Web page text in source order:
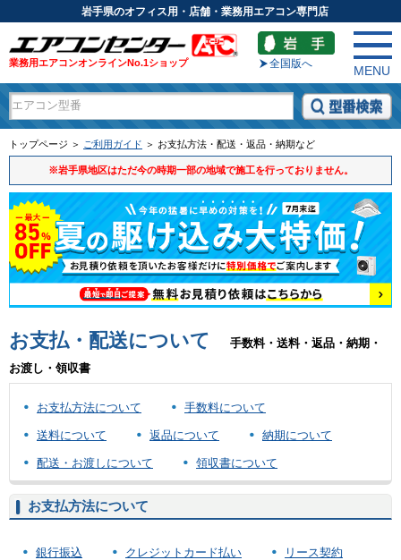
岩手県のオフィス用・店舗・業務用エアコン専門店
業務用エアコンオンラインNo.1ショップ 全国版へ
MENU
トップページ ＞ ご利用ガイド ＞ お支払方法・配送・返品・納期など
※岩手県地区はただ今の時期一部の地域で施工を行っておりません。
お支払・配送について
手数料・送料・返品・納期・
お渡し・領収書
お支払方法について 手数料について
送料について 返品について 納期について
配送・お渡しについて 領収書について
お支払方法について
銀行振込 クレジットカード払い リース契約